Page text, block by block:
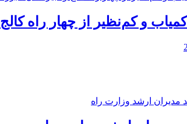
و کم‌نظیر از چهار راه كالج و